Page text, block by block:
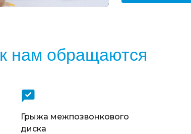
к нам обращаются
Грыжа межпозвонкового
диска